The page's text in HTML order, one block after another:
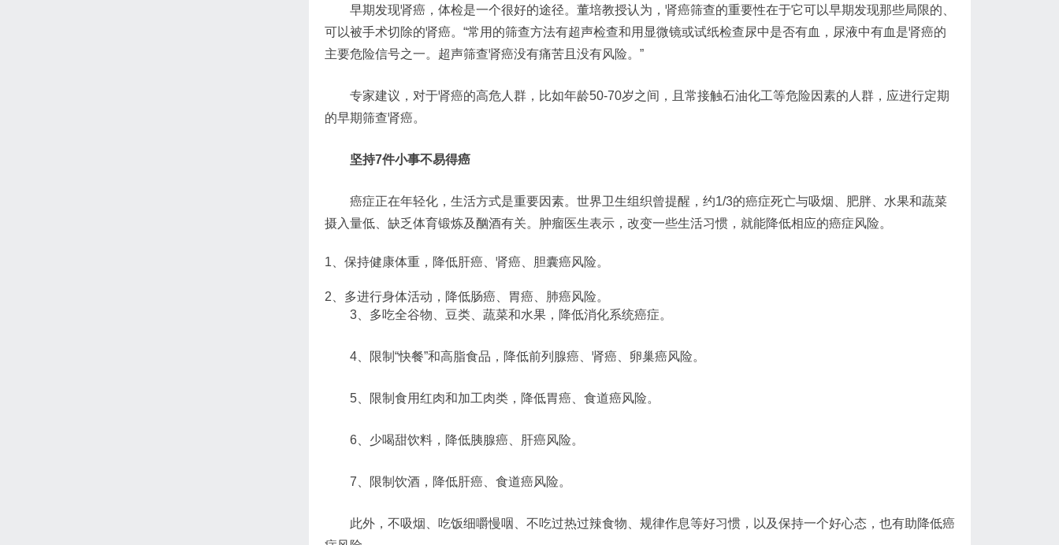
早期发现肾癌，体检是一个很好的途径。董培教授认为，肾癌筛查的重要性在于它可以早期发现那些局限的、
可以被手术切除的肾癌。“常用的筛查方法有超声检查和用显微镜或试纸检查尿中是否有血，尿液中有血是肾癌的
主要危险信号之一。超声筛查肾癌没有痛苦且没有风险。”
专家建议，对于肾癌的高危人群，比如年龄50-70岁之间，且常接触石油化工等危险因素的人群，应进行定期
的早期筛查肾癌。
坚持7件小事不易得癌
癌症正在年轻化，生活方式是重要因素。世界卫生组织曾提醒，约1/3的癌症死亡与吸烟、肥胖、水果和蔬菜
摄入量低、缺乏体育锻炼及酗酒有关。肿瘤医生表示，改变一些生活习惯，就能降低相应的癌症风险。
1、保持健康体重，降低肝癌、肾癌、胆囊癌风险。
2、多进行身体活动，降低肠癌、胃癌、肺癌风险。
3、多吃全谷物、豆类、蔬菜和水果，降低消化系统癌症。
4、限制“快餐”和高脂食品，降低前列腺癌、肾癌、卵巢癌风险。
5、限制食用红肉和加工肉类，降低胃癌、食道癌风险。
6、少喝甜饮料，降低胰腺癌、肝癌风险。
7、限制饮酒，降低肝癌、食道癌风险。
此外，不吸烟、吃饭细嚼慢咽、不吃过热过辣食物、规律作息等好习惯，以及保持一个好心态，也有助降低癌